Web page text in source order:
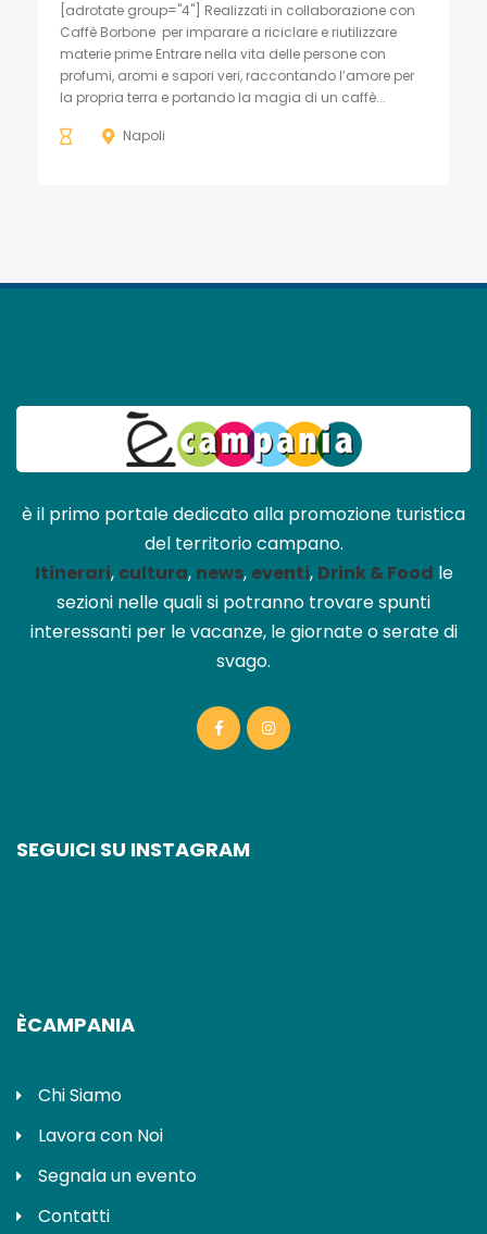
[adrotate group="4"] Realizzati in collaborazione con
Caffè Borbone per imparare a riciclare e riutilizzare
materie prime Entrare nella vita delle persone con
profumi, aromi e sapori veri, raccontando l’amore per
la propria terra e portando la magia di un caffè...
Napoli
è il primo portale dedicato alla promozione turistica
del territorio campano.
Itinerari, cultura, news, eventi, Drink & Food le
sezioni nelle quali si potranno trovare spunti
interessanti per le vacanze, le giornate o serate di
svago.
SEGUICI SU INSTAGRAM
ÈCAMPANIA
Chi Siamo
Lavora con Noi
Segnala un evento
Contatti